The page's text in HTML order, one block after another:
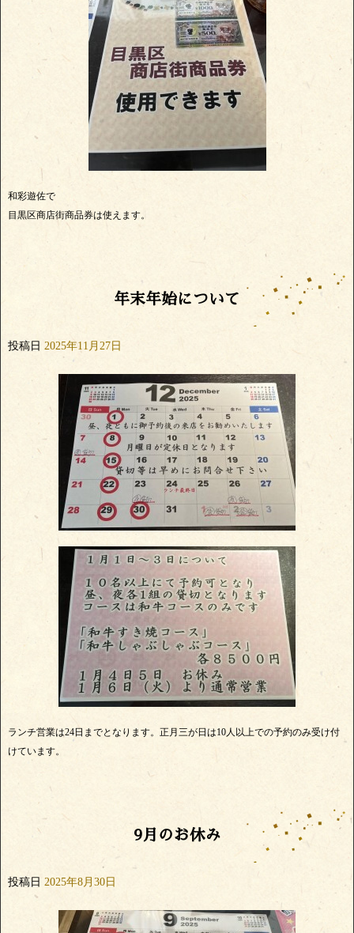
和彩遊佐で
目黒区商店街商品券は使えます。
年末年始について
投稿日 2025年11月27日
ランチ営業は24日までとなります。正月三が日は10人以上での予約のみ受け付
けています。
9月のお休み
投稿日 2025年8月30日